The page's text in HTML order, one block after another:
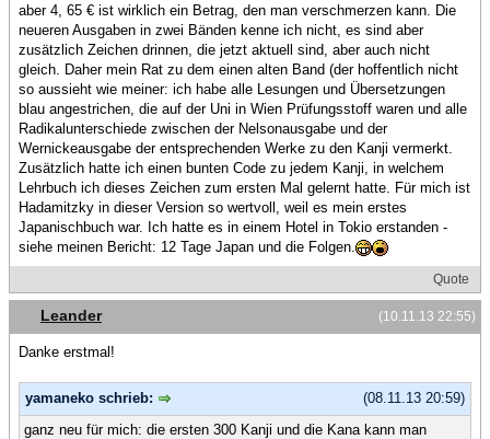
aber 4, 65 € ist wirklich ein Betrag, den man verschmerzen kann. Die
neueren Ausgaben in zwei Bänden kenne ich nicht, es sind aber
zusätzlich Zeichen drinnen, die jetzt aktuell sind, aber auch nicht
gleich. Daher mein Rat zu dem einen alten Band (der hoffentlich nicht
so aussieht wie meiner: ich habe alle Lesungen und Übersetzungen
blau angestrichen, die auf der Uni in Wien Prüfungsstoff waren und alle
Radikalunterschiede zwischen der Nelsonausgabe und der
Wernickeausgabe der entsprechenden Werke zu den Kanji vermerkt.
Zusätzlich hatte ich einen bunten Code zu jedem Kanji, in welchem
Lehrbuch ich dieses Zeichen zum ersten Mal gelernt hatte. Für mich ist
Hadamitzky in dieser Version so wertvoll, weil es mein erstes
Japanischbuch war. Ich hatte es in einem Hotel in Tokio erstanden -
siehe meinen Bericht: 12 Tage Japan und die Folgen.
Quote
(10.11.13 22:55)
Leander
Danke erstmal!
(08.11.13 20:59)
yamaneko schrieb:
ganz neu für mich: die ersten 300 Kanji und die Kana kann man